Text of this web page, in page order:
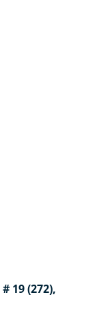
19 (272),